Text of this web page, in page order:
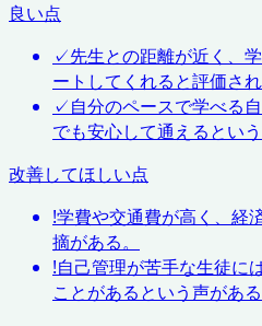
良い点
✓先生との距離が近く、
ートしてくれると評価され
✓自分のペースで学べる
でも安心して通えるという
改善してほしい点
!学費や交通費が高く、経
摘がある。
!自己管理が苦手な生徒に
ことがあるという声がある